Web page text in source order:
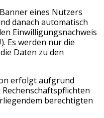
eines Nutzers
danach automatisch
Einwilligungsnachweis
Es werden nur die
Daten zu den
erfolgt aufgrund
berechtigten